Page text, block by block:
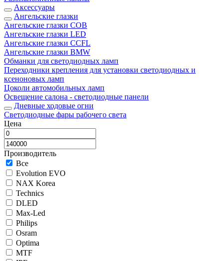
Аксессуары
Ангельские глазки
Ангельские глазки COB
Ангельские глазки LED
Ангельские глазки CCFL
Ангельские глазки BMW
Обманки для светодиодных ламп
Переходники крепления для установки светодиодных и
ксеноновых ламп
Цоколи автомобильных ламп
Освещение салона - светодиодные панели
Дневные ходовые огни
Светодиодные фары рабочего света
Цена
Производитель
Все
Evolution EVO
NAX Korea
Technics
DLED
Max-Led
Philips
Osram
Optima
MTF